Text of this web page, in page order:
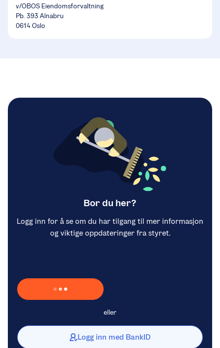
v/OBOS Eiendomsforvaltning
Pb. 393 Alnabru
0614 Oslo
Bor du her?
Logg inn for å se om du har tilgang til mer informasjon
og viktige oppdateringer fra styret.
Laster inn Vipps …
eller
Logg inn med BankID